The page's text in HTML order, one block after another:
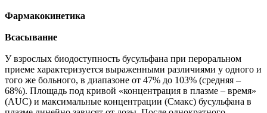
Фармакокинетика
Всасывание
У взрослых биодоступность бусульфана при пероральном
приеме характеризуется выраженными различиями у одного и
того же больного, в диапазоне от 47% до 103% (средняя –
68%). Площадь под кривой «концентрация в плазме – время»
(AUC) и максимальные концентрации (Смакс) бусульфана в